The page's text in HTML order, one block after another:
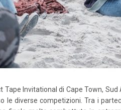
Tape Invitational di Cape Town,
le diverse competizioni. Tra i